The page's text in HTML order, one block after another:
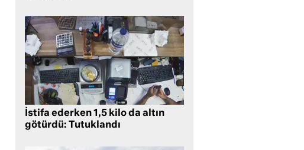
İstifa ederken 1,5 kilo da altın
götürdü: Tutuklandı